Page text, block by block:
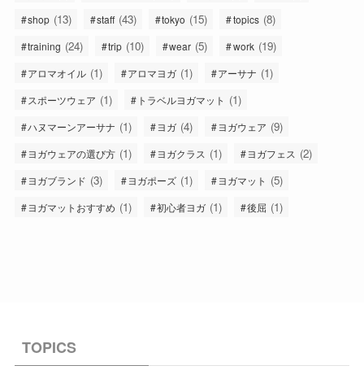
shop (13) staff (43) tokyo (15) topics (8)
training (24) trip (10) wear (5) work (19)
アロマオイル (1) アロマヨガ (1) アーサナ (1)
スポーツウェア (1) トラベルヨガマット (1)
ハヌマーンアーサナ (1) ヨガ (4) ヨガウェア (9)
ヨガウェアの選び方 (1) ヨガクラス (1) ヨガフェス (2)
ヨガブランド (3) ヨガポーズ (1) ヨガマット (5)
ヨガマットおすすめ (1) 初心者ヨガ (1) 後屈 (1)
TOPICS